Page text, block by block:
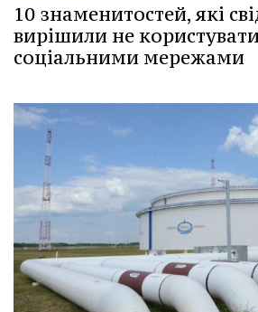
10 знаменитостей, які
вирішили не
соціальними мережами